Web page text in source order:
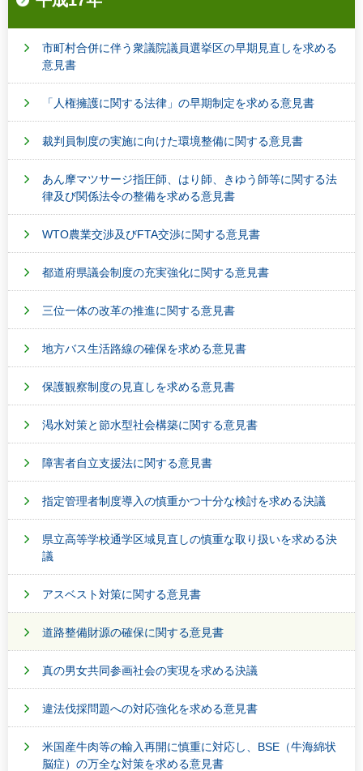
市町村合併に伴う衆議院議員選挙区の早期見直しを求める
意見書
「人権擁護に関する法律」の早期制定を求める意見書
裁判員制度の実施に向けた環境整備に関する意見書
あん摩マツサージ指圧師、はり師、きゆう師等に関する法
律及び関係法令の整備を求める意見書
WTO農業交渉及びFTA交渉に関する意見書
都道府県議会制度の充実強化に関する意見書
三位一体の改革の推進に関する意見書
地方バス生活路線の確保を求める意見書
保護観察制度の見直しを求める意見書
渇水対策と節水型社会構築に関する意見書
障害者自立支援法に関する意見書
指定管理者制度導入の慎重かつ十分な検討を求める決議
県立高等学校通学区域見直しの慎重な取り扱いを求める決
議
アスベスト対策に関する意見書
道路整備財源の確保に関する意見書
真の男女共同参画社会の実現を求める決議
違法伐採問題への対応強化を求める意見書
米国産牛肉等の輸入再開に慎重に対応し、BSE（牛海綿状
脳症）の万全な対策を求める意見書